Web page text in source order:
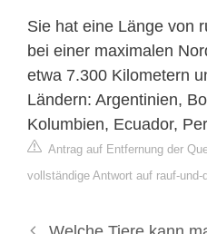
Sie hat eine Länge von
bei einer maximalen
etwa 7.300 Kilometern
Ländern: Argentinien,
Kolumbien, Ecuador,
Antrag auf Entfernung der
vollständige Antwort auf rauf-und-